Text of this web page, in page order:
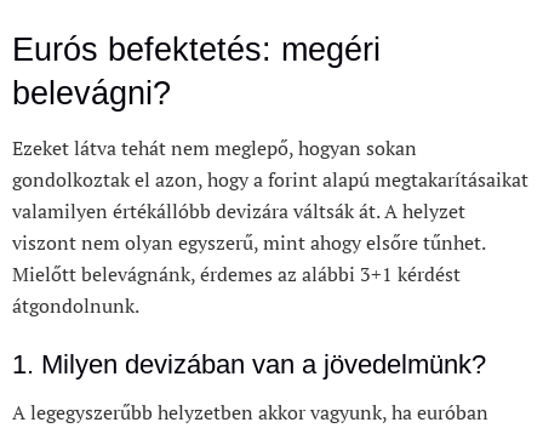
Eurós befektetés: megéri
belevágni?
Ezeket látva tehát nem meglepő, hogyan sokan
gondolkoztak el azon, hogy a forint alapú megtakarításaikat
valamilyen értékállóbb devizára váltsák át. A helyzet
viszont nem olyan egyszerű, mint ahogy elsőre tűnhet.
Mielőtt belevágnánk, érdemes az alábbi 3+1 kérdést
átgondolnunk.
1. Milyen devizában van a jövedelmünk?
A legegyszerűbb helyzetben akkor vagyunk, ha euróban